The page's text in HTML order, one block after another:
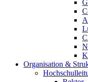
Organisation &